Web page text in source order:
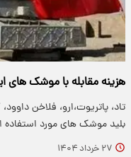
هزینه مقابله با موشک
تاد، پاتریوت،ارو، فلاخن
بلید موشک های مورد استفاده
۲۷ خرداد ۱۴۰۴